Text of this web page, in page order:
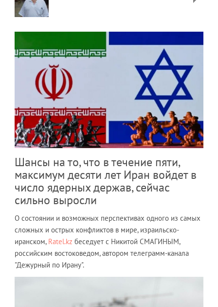
Шансы на то, что в течение пяти,
максимум десяти лет Иран войдет в
число ядерных держав, сейчас
сильно выросли
О состоянии и возможных перспективах одного из самых
сложных и острых конфликтов в мире, израильско-
иранском, Ratel.kz беседует с Никитой СМАГИНЫМ,
российским востоковедом, автором телеграмм-канала
"Дежурный по Ирану".